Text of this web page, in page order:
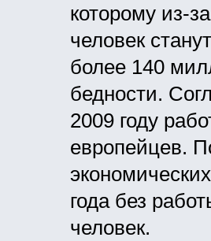
которому из-
человек
более 140
бедности.
2009 году
европейцев.
года без
человек.